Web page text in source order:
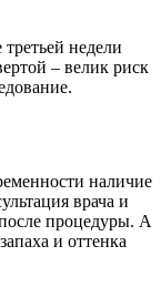
недели
– велик риск
наличие
врача и
процедуры. А
и оттенка